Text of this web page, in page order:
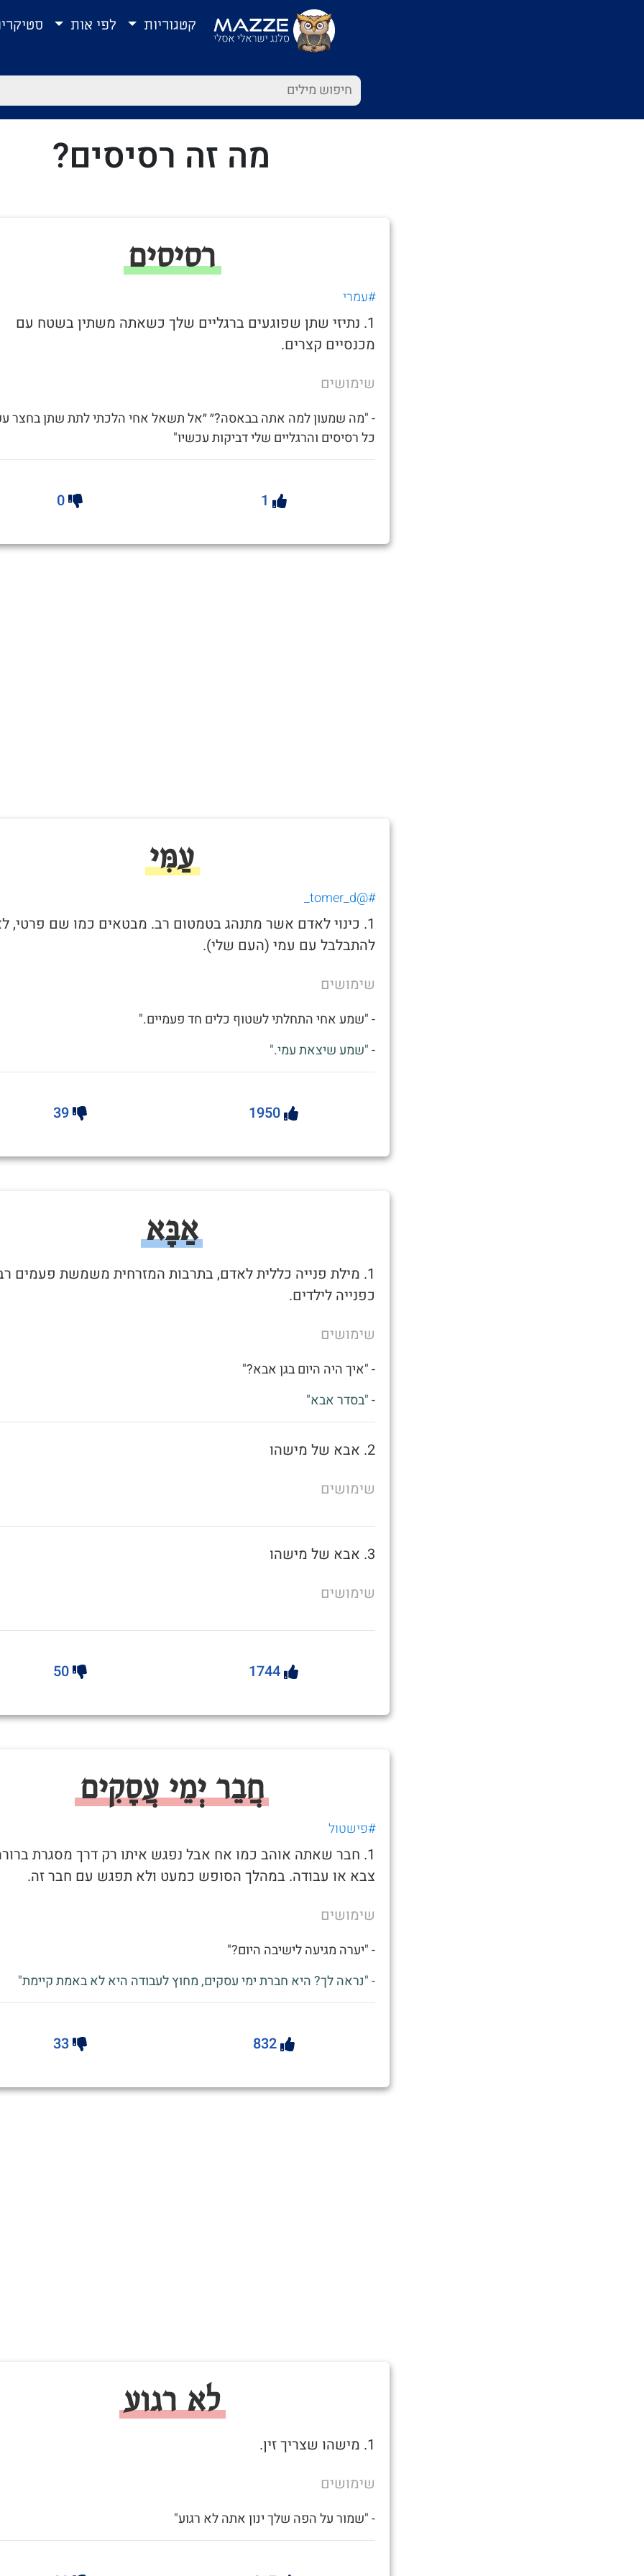
קטגוריות לפי אות
מה זה רסיסים?
רסיסים
#עמרי
1. נתיזי שתן שפוגעים ברגליים שלך כשאתה משתין בשטח עם
מכנסיים קצרים.
שימושים
- "מה שמעון למה אתה בבאסה?״ ״אל תשאל אחי הלכתי לתת שתן בחצר
כל רסיסים והרגליים שלי דביקות עכשיו"
1
0
עַמִּי
#@tomer_d_
1. כינוי לאדם אשר מתנהג בטמטום רב. מבטאים כמו שם פרטי,
להתבלבל עם עמי (העם שלי).
שימושים
- "שמע אחי התחלתי לשטוף כלים חד פעמיים."
- "שמע שיצאת עמי."
1950
39
אַבָּא
1. מילת פנייה כללית לאדם, בתרבות המזרחית משמשת פעמים
כפנייה לילדים.
שימושים
- "איך היה היום בגן אבא?"
- "בסדר אבא"
2. אבא של מישהו
שימושים
3. אבא של מישהו
שימושים
1744
50
חֲבֵר יְמֵי עֲסָקִים
#פישטול
1. חבר שאתה אוהב כמו אח אבל נפגש איתו רק דרך מסגרת
צבא או עבודה. במהלך הסופש כמעט ולא תפגש עם חבר זה.
שימושים
- "יערה מגיעה לישיבה היום?"
- "נראה לך? היא חברת ימי עסקים, מחוץ לעבודה היא לא באמת קיימת"
832
33
לא רגוע
1. מישהו שצריך זין.
שימושים
- "שמור על הפה שלך ינון אתה לא רגוע"